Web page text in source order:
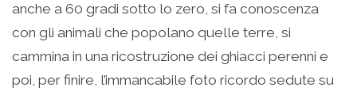
anche a 60 gradi sotto lo zero, si fa conoscenza
con gli animali che popolano quelle terre, si
cammina in una ricostruzione dei ghiacci perenni e
poi, per finire, l’immancabile foto ricordo sedute su